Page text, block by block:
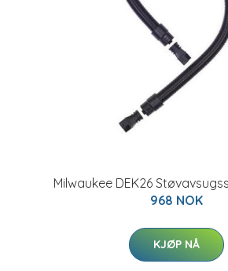
Milwaukee DEK26
968 NOK
KJØP NÅ